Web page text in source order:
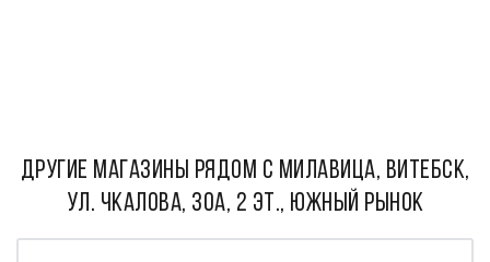
ДРУГИЕ МАГАЗИНЫ РЯДОМ С Милавица, Витебск,
ул. Чкалова, 30а, 2 эт., Южный рынок